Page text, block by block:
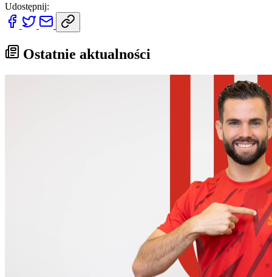
Udostępnij:
Ostatnie aktualności